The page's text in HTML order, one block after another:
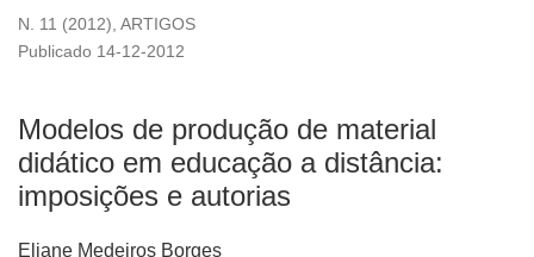
N. 11 (2012), ARTIGOS
Modelos de produção de material
didático em educação a distância:
imposições e autorias
Publicado 14-12-2012
Eliane Medeiros Borges